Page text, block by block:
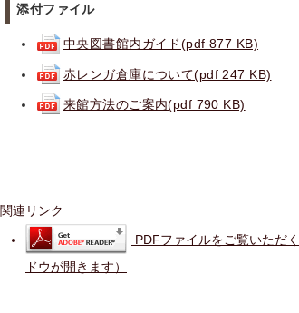
添付ファイル
中央図書館内ガイド(pdf 877 KB)
赤レンガ倉庫について(pdf 247 KB)
来館方法のご案内(pdf 790 KB)
関連リンク
PDFファイルをご覧いただ
ドウが開きます）